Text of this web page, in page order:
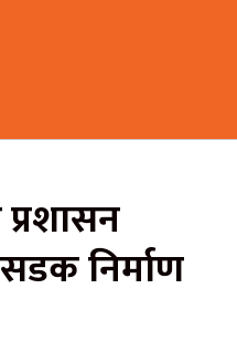
प्रशासन
निर्माण